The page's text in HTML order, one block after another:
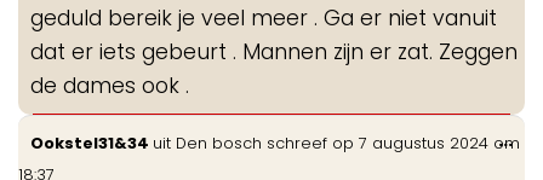
geduld bereik je veel meer . Ga er niet vanuit
dat er iets gebeurt . Mannen zijn er zat. Zeggen
de dames ook .
Ookstel31&34 uit Den bosch schreef op 7 augustus 2024 om
18:37
...